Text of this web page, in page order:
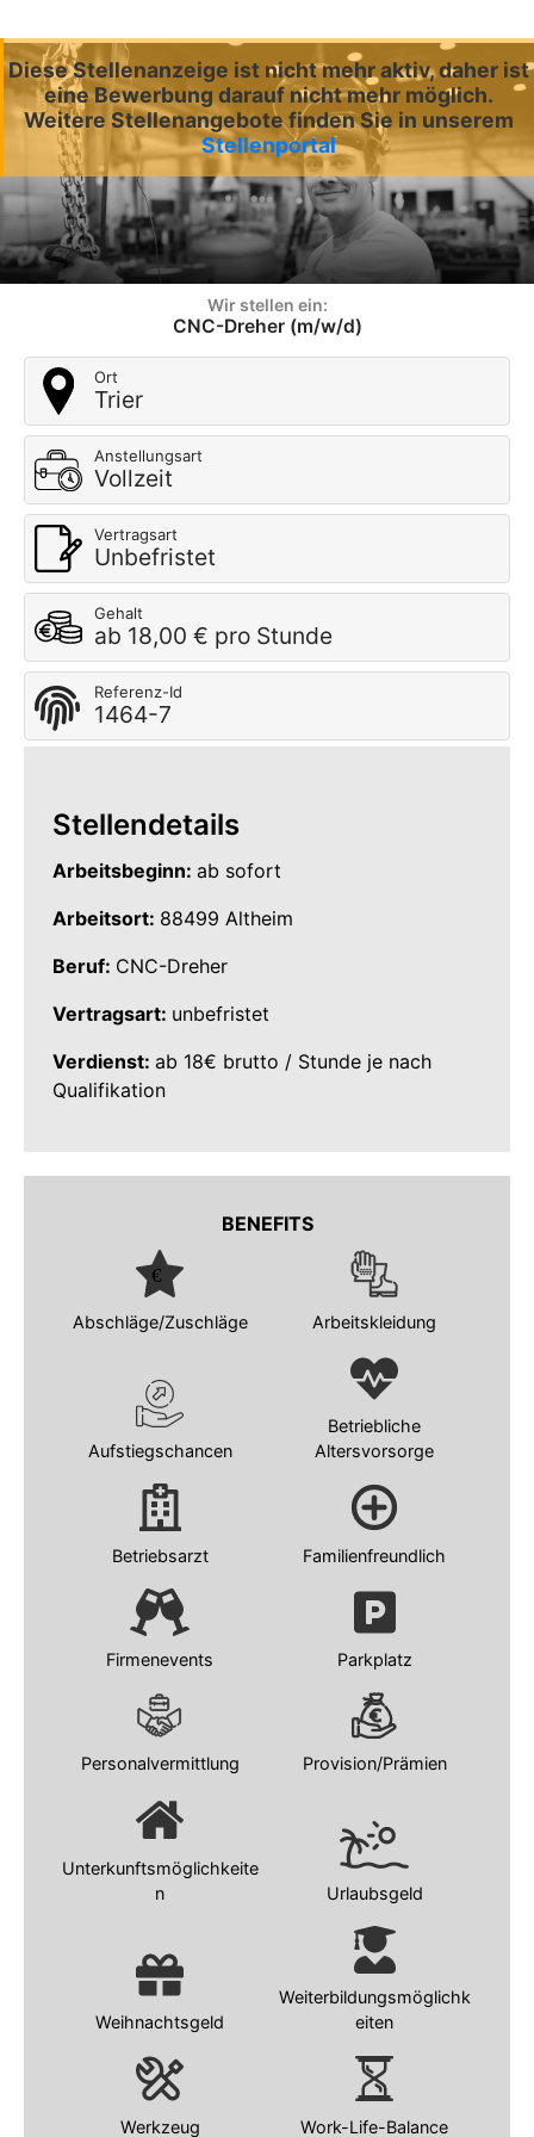
Diese Stellenanzeige ist nicht mehr aktiv, daher ist
eine Bewerbung darauf nicht mehr möglich.
Weitere Stellenangebote finden Sie in unserem
Stellenportal
Wir stellen ein:
CNC-Dreher (m/w/d)
Ort
Trier
Anstellungsart
Vollzeit
Vertragsart
Unbefristet
Gehalt
ab 18,00 € pro Stunde
Referenz-Id
1464-7
Stellendetails
Arbeitsbeginn: ab sofort
Arbeitsort: 88499 Altheim
Beruf: CNC-Dreher
Vertragsart: unbefristet
Verdienst: ab 18€ brutto / Stunde je nach
Qualifikation
BENEFITS
Abschläge/Zuschläge Arbeitskleidung
Aufstiegschancen
Betriebliche
Altersvorsorge
Betriebsarzt Familienfreundlich
Firmenevents Parkplatz
Personalvermittlung Provision/Prämien
Unterkunftsmöglichkeite
n
Urlaubsgeld
Weihnachtsgeld
Weiterbildungsmöglichk
eiten
Werkzeug Work-Life-Balance